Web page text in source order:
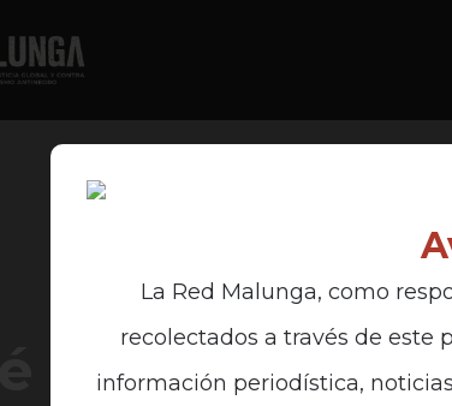
es Malunga?
La Red Malunga, como
recolectados a través de este
información periodística,